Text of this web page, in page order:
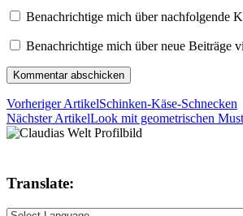
Benachrichtige mich über nachfolgende
Benachrichtige mich über neue Beiträge
Vorheriger ArtikelSchinken-Käse-Schnecken
Nächster ArtikelLook mit geometrischen
Translate: